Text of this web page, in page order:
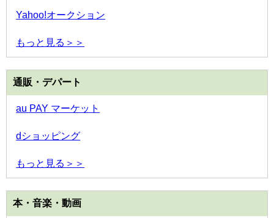
Yahoo!オークション
もっと見る＞＞
通販・デパート
au PAY マーケット
dショッピング
もっと見る＞＞
本・音楽・動画